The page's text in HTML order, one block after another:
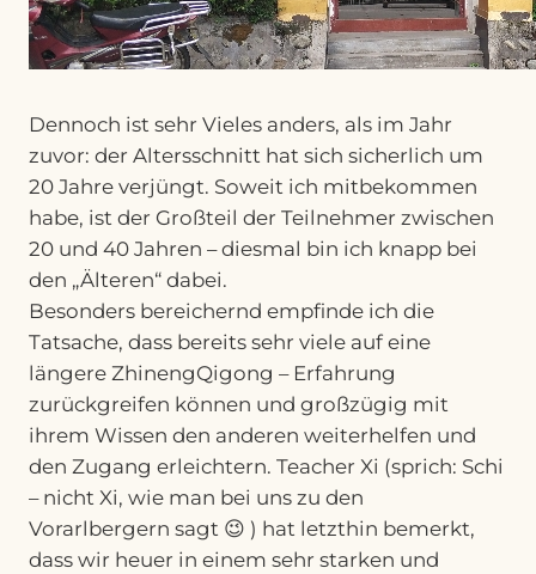
Dennoch ist sehr Vieles anders, als im Jahr
zuvor: der Altersschnitt hat sich sicherlich um
20 Jahre verjüngt. Soweit ich mitbekommen
habe, ist der Großteil der Teilnehmer zwischen
20 und 40 Jahren – diesmal bin ich knapp bei
den „Älteren“ dabei.
Besonders bereichernd empfinde ich die
Tatsache, dass bereits sehr viele auf eine
längere ZhinengQigong – Erfahrung
zurückgreifen können und großzügig mit
ihrem Wissen den anderen weiterhelfen und
den Zugang erleichtern. Teacher Xi (sprich: Schi
– nicht Xi, wie man bei uns zu den
Vorarlbergern sagt 😉 ) hat letzthin bemerkt,
dass wir heuer in einem sehr starken und